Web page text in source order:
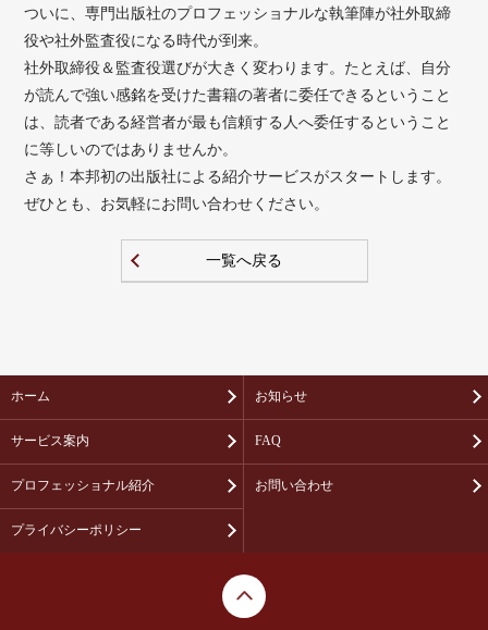
ついに、専門出版社のプロフェッショナルな執筆陣が社外取締
役や社外監査役になる時代が到来。
社外取締役＆監査役選びが大きく変わります。たとえば、自分
が読んで強い感銘を受けた書籍の著者に委任できるということ
は、読者である経営者が最も信頼する人へ委任するということ
に等しいのではありませんか。
さぁ！本邦初の出版社による紹介サービスがスタートします。
ぜひとも、お気軽にお問い合わせください。
一覧へ戻る
ホーム お知らせ
サービス案内 FAQ
プロフェッショナル紹介 お問い合わせ
プライバシーポリシー